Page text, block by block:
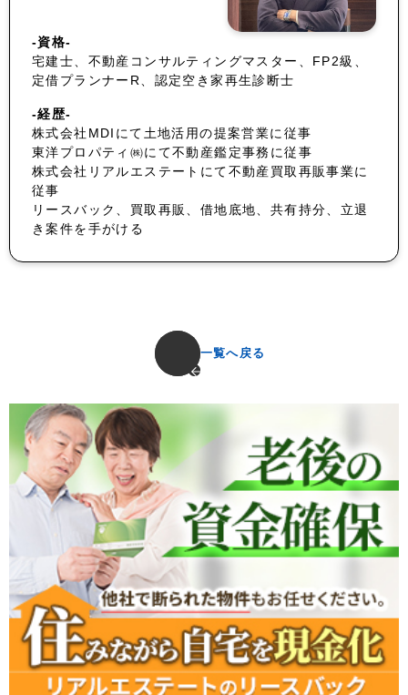
-資格-
宅建士、不動産コンサルティングマスター、FP2級、
定借プランナーR、認定空き家再生診断士
-経歴-
株式会社MDIにて土地活用の提案営業に従事
東洋プロパティ㈱にて不動産鑑定事務に従事
株式会社リアルエステートにて不動産買取再販事業に
従事
リースバック、買取再販、借地底地、共有持分、立退
き案件を手がける
一覧へ戻る